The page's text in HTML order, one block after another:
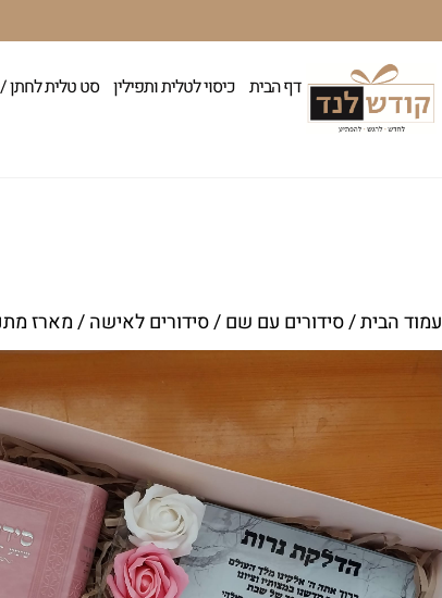
דף הבית כיסוי לטלית ותפילין סט טלית לחתן
עמוד הבית/סידורים עם שם/סידורים לאישה/ מארז